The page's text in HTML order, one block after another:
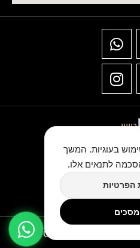
ביקורת בגוגל
Copyright © TwinArt
בעוגיות. המשך
לתנאים אלו.
הפרטיות
מסכים